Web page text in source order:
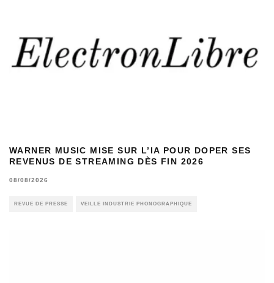
WARNER MUSIC MISE SUR L’IA POUR DOPER SES
REVENUS DE STREAMING DÈS FIN 2026
08/08/2026
REVUE DE PRESSE VEILLE INDUSTRIE PHONOGRAPHIQUE